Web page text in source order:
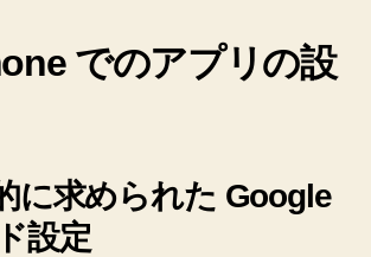
でのアプリの設
に求められた Google
設定